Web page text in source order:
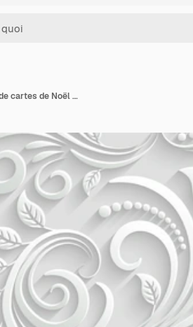
Vecteur de fond sans soudure 3d floral. Pour la décoration de cartes de Noël et d'invitation